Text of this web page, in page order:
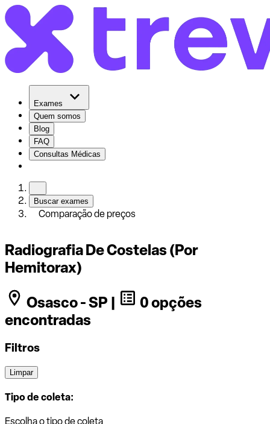
Exames
Quem somos
Blog
FAQ
Consultas Médicas
Buscar exames
Comparação de preços
Radiografia De Costelas (Por
Hemitorax)
Osasco - SP |
0 opções
encontradas
Filtros
Limpar
Tipo de coleta:
Escolha o tipo de coleta